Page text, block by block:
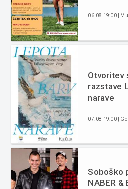
06.08 19:00 |
Otvoritev
razstave
narave
07.08 19:00 |
Soboško
NABER &